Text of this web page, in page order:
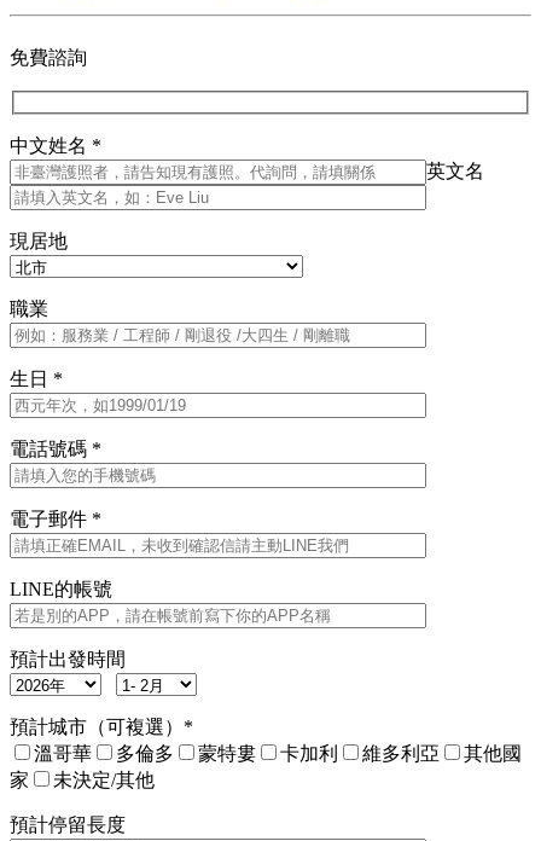
免費諮詢
中文姓名 *
英文名
現居地
職業
生日 *
電話號碼 *
電子郵件 *
LINE的帳號
預計出發時間
預計城市（可複選）*
溫哥華
多倫多 蒙特婁 卡加利 維多利亞
其他國
家
未決定/其他
預計停留長度